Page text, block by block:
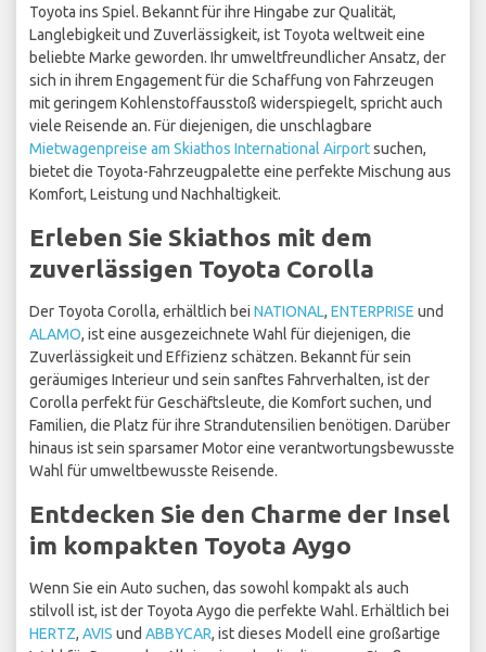
Toyota ins Spiel. Bekannt für ihre Hingabe zur Qualität,
Langlebigkeit und Zuverlässigkeit, ist Toyota weltweit eine
beliebte Marke geworden. Ihr umweltfreundlicher Ansatz, der
sich in ihrem Engagement für die Schaffung von Fahrzeugen
mit geringem Kohlenstoffausstoß widerspiegelt, spricht auch
viele Reisende an. Für diejenigen, die unschlagbare
Mietwagenpreise am Skiathos International Airportsuchen,
bietet die Toyota-Fahrzeugpalette eine perfekte Mischung aus
Komfort, Leistung und Nachhaltigkeit.
Erleben Sie Skiathos mit dem
zuverlässigen Toyota Corolla
Der Toyota Corolla, erhältlich bei NATIONAL, ENTERPRISE und
ALAMO, ist eine ausgezeichnete Wahl für diejenigen, die
Zuverlässigkeit und Effizienz schätzen. Bekannt für sein
geräumiges Interieur und sein sanftes Fahrverhalten, ist der
Corolla perfekt für Geschäftsleute, die Komfort suchen, und
Familien, die Platz für ihre Strandutensilien benötigen. Darüber
hinaus ist sein sparsamer Motor eine verantwortungsbewusste
Wahl für umweltbewusste Reisende.
Entdecken Sie den Charme der Insel
im kompakten Toyota Aygo
Wenn Sie ein Auto suchen, das sowohl kompakt als auch
stilvoll ist, ist der Toyota Aygo die perfekte Wahl. Erhältlich bei
HERTZ, AVIS und ABBYCAR, ist dieses Modell eine großartige